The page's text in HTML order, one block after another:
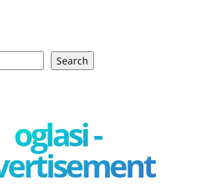
Search
oglasi -